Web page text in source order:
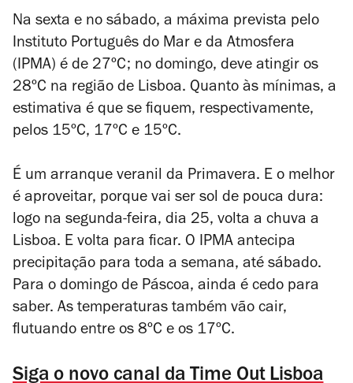
Na sexta e no sábado, a máxima prevista pelo
Instituto Português do Mar e da Atmosfera
(IPMA) é de 27ºC; no domingo, deve atingir os
28ºC na região de Lisboa. Quanto às mínimas, a
estimativa é que se fiquem, respectivamente,
pelos 15ºC, 17ºC e 15ºC.
É um arranque veranil da Primavera. E o melhor
é aproveitar, porque vai ser sol de pouca dura:
logo na segunda-feira, dia 25, volta a chuva a
Lisboa. E volta para ficar. O IPMA antecipa
precipitação para toda a semana, até sábado.
Para o domingo de Páscoa, ainda é cedo para
saber. As temperaturas também vão cair,
flutuando entre os 8ºC e os 17ºC.
Siga o novo canal da Time Out Lisboa